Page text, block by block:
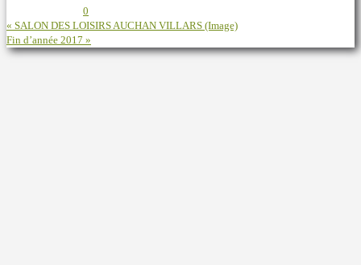
0
« SALON DES LOISIRS AUCHAN VILLARS (Image)
Fin d’année 2017 »